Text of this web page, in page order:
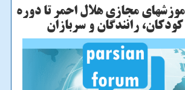
مجازی هلال احمر تا دوره
رانندگان و سربازان